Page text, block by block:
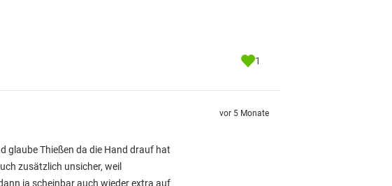
1
glaube Thießen da die Hand drauf hat
zusätzlich unsicher, weil
ja scheinbar auch wieder extra auf
vor 5 Monate